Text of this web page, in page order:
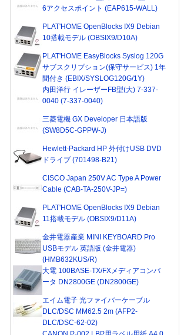
6アクセスポイント (EAP615-WALL)
PLAT'HOME OpenBlocks IX9 Debian
10搭載モデル (OBSIX9/D10A)
PLAT'HOME EasyBlocks Syslog 120G
サブスクリプション(保守サービス) 1年
間付き (EBIX/SYSLOG120G/1Y)
内田洋行 イレーザーFB型(大) 7-337-
0040 (7-337-0040)
三菱電機 GX Developer 日本語版
(SW8D5C-GPPW-J)
Hewlett-Packard HP 外付けUSB DVD
ドライブ (701498-B21)
CISCO Japan 250V AC Type A Power
Cable (CAB-TA-250V-JP=)
PLAT'HOME OpenBlocks IX9 Debian
11搭載モデル (OBSIX9/D11A)
金井電器産業 MINI KEYBOARD Pro
USBモデル 英語版 (金井電器)
(HMB632KUS/R)
大電 100BASE-TX/FXメディアコンバ
ータ DN2800GE (DN2800GE)
エイム電子 光ファイバーケーブル
DLC/DSC MM62.5 2m (AFP2-
DLC/DSC-62-02)